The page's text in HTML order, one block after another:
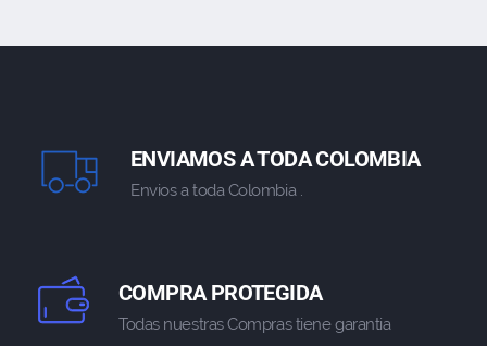
ENVIAMOS A TODA COLOMBIA
Envios a toda Colombia .
COMPRA PROTEGIDA
Todas nuestras Compras tiene garantia